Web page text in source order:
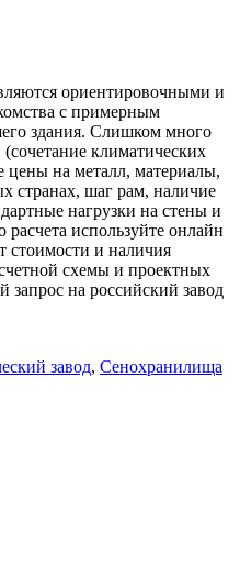
ориентировочными и
с примерным
здания. Слишком много
климатических
цены на металл, материалы,
странах, шаг рам, наличие
нагрузки на стены и
используйте онлайн
стоимости и наличия
схемы и проектных
запрос на российский завод
завод, Сенохранилища